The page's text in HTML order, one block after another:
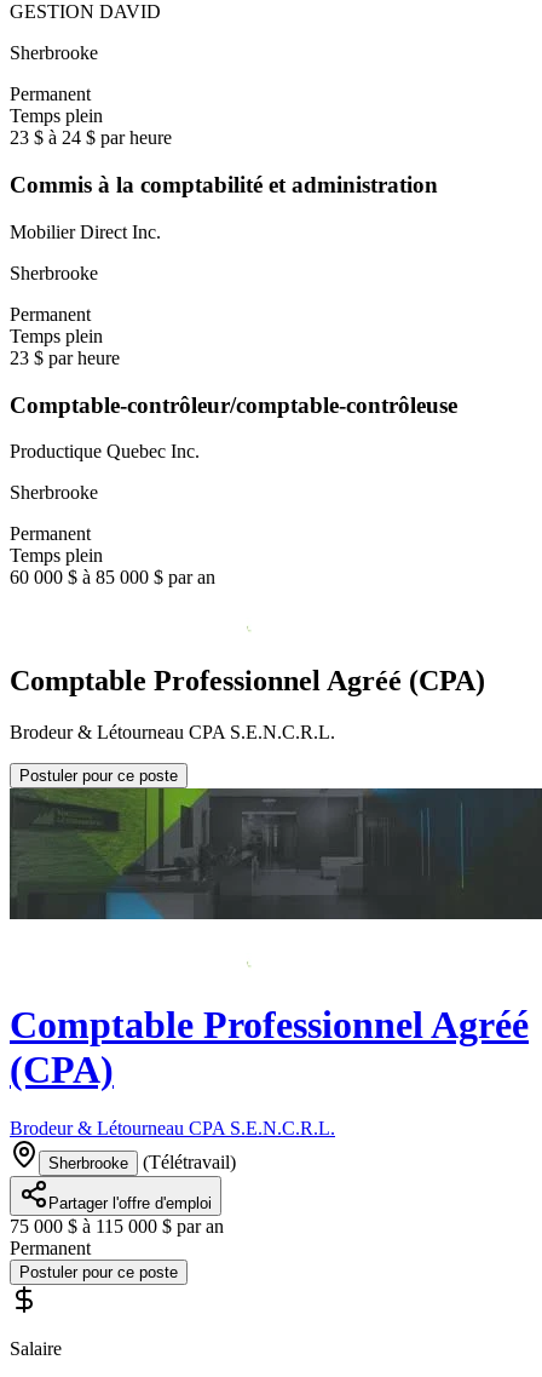
GESTION DAVID
Sherbrooke
Permanent
Temps plein
23 $ à 24 $ par heure
Commis à la comptabilité et administration
Mobilier Direct Inc.
Sherbrooke
Permanent
Temps plein
23 $ par heure
Comptable-contrôleur/comptable-contrôleuse
Productique Quebec Inc.
Sherbrooke
Permanent
Temps plein
60 000 $ à 85 000 $ par an
Comptable Professionnel Agréé (CPA)
Brodeur & Létourneau CPA S.E.N.C.R.L.
Postuler pour ce poste
Comptable Professionnel Agréé
(CPA)
Brodeur & Létourneau CPA S.E.N.C.R.L.
Sherbrooke (Télétravail)
Partager l'offre d'emploi
75 000 $ à 115 000 $ par an
Permanent
Postuler pour ce poste
Salaire